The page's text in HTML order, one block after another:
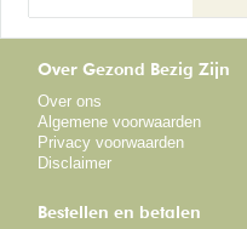
Over Gezond Bezig Zijn
Over ons
Algemene voorwaarden
Privacy voorwaarden
Disclaimer
Bestellen en betalen